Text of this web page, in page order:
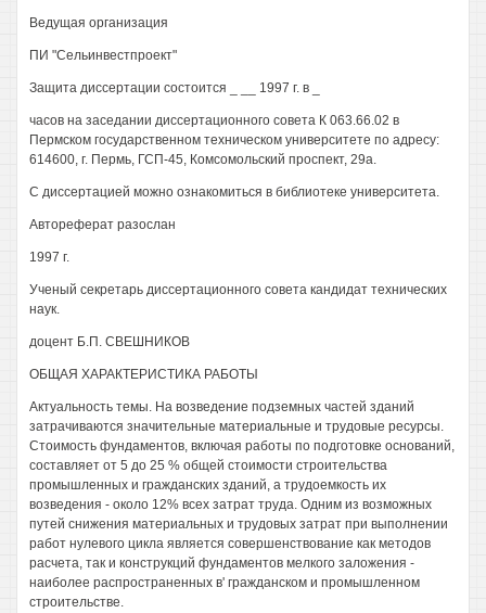
Ведущая организация
ПИ "Сельинвестпроект"
Защита диссертации состоится _ __ 1997 г. в _
часов на заседании диссертационного совета К 063.66.02 в
Пермском государственном техническом университете по адресу:
614600, г. Пермь, ГСП-45, Комсомольский проспект, 29а.
С диссертацией можно ознакомиться в библиотеке университета.
Автореферат разослан
1997 г.
Ученый секретарь диссертационного совета кандидат технических
наук.
доцент Б.П. СВЕШНИКОВ
ОБЩАЯ ХАРАКТЕРИСТИКА РАБОТЫ
Актуальность темы. На возведение подземных частей зданий
затрачиваются значительные материальные и трудовые ресурсы.
Стоимость фундаментов, включая работы по подготовке оснований,
составляет от 5 до 25 % общей стоимости строительства
промышленных и гражданских зданий, а трудоемкость их
возведения - около 12% всех затрат труда. Одним из возможных
путей снижения материальных и трудовых затрат при выполнении
работ нулевого цикла является совершенствование как методов
расчета, так и конструкций фундаментов мелкого заложения -
наиболее распространенных в' гражданском и промышленном
строительстве.